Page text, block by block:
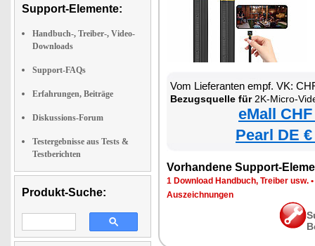
Support-Elemente:
Handbuch-, Treiber-, Video-
Downloads
Support-FAQs
Erfahrungen, Beiträge
Diskussions-Forum
Testergebnisse aus Tests &
Testberichten
Produkt-Suche:
Vom Lieferanten empf. VK:
Bezugsquelle für2K-Micro-
eMall
Pearl DE
Vorhandene Support-
1 Download Handbuch, Treiber usw. •
Auszeichnungen